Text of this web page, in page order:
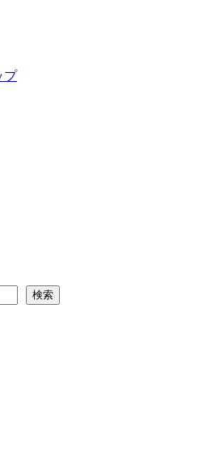
プ
検索